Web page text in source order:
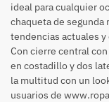
ideal para cualquier
chaqueta de segunda
tendencias actuales
Con cierre central
en costadillo y dos
la multitud con un
usuarios de